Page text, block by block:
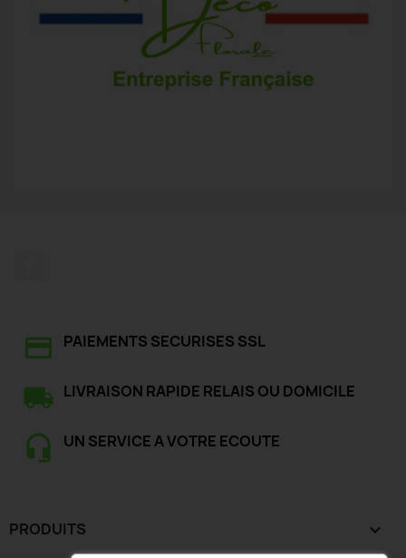
PAIEMENTS SECURISES SSL
LIVRAISON RAPIDE RELAIS OU DOMICILE
UN SERVICE A VOTRE ECOUTE
PRODUITS 